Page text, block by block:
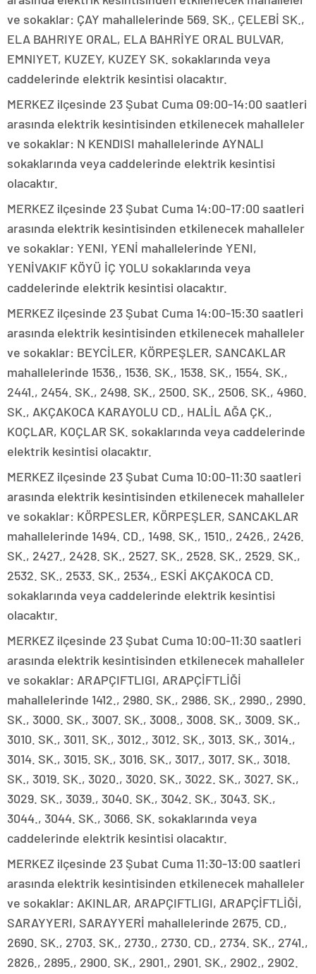
ve sokaklar: ÇAY mahallelerinde 569. SK., ÇELEBİ SK.,
ELA BAHRIYE ORAL, ELA BAHRİYE ORAL BULVAR,
EMNIYET, KUZEY, KUZEY SK. sokaklarında veya
caddelerinde elektrik kesintisi olacaktır.
MERKEZ ilçesinde 23 Şubat Cuma 09:00-14:00 saatleri
arasında elektrik kesintisinden etkilenecek mahalleler
ve sokaklar: N KENDISI mahallelerinde AYNALI
sokaklarında veya caddelerinde elektrik kesintisi
olacaktır.
MERKEZ ilçesinde 23 Şubat Cuma 14:00-17:00 saatleri
arasında elektrik kesintisinden etkilenecek mahalleler
ve sokaklar: YENI, YENİ mahallelerinde YENI,
YENİVAKIF KÖYÜ İÇ YOLU sokaklarında veya
caddelerinde elektrik kesintisi olacaktır.
MERKEZ ilçesinde 23 Şubat Cuma 14:00-15:30 saatleri
arasında elektrik kesintisinden etkilenecek mahalleler
ve sokaklar: BEYCİLER, KÖRPEŞLER, SANCAKLAR
mahallelerinde 1536., 1536. SK., 1538. SK., 1554. SK.,
2441., 2454. SK., 2498. SK., 2500. SK., 2506. SK., 4960.
SK., AKÇAKOCA KARAYOLU CD., HALİL AĞA ÇK.,
KOÇLAR, KOÇLAR SK. sokaklarında veya caddelerinde
elektrik kesintisi olacaktır.
MERKEZ ilçesinde 23 Şubat Cuma 10:00-11:30 saatleri
arasında elektrik kesintisinden etkilenecek mahalleler
ve sokaklar: KÖRPESLER, KÖRPEŞLER, SANCAKLAR
mahallelerinde 1494. CD., 1498. SK., 1510., 2426., 2426.
SK., 2427., 2428. SK., 2527. SK., 2528. SK., 2529. SK.,
2532. SK., 2533. SK., 2534., ESKİ AKÇAKOCA CD.
sokaklarında veya caddelerinde elektrik kesintisi
olacaktır.
MERKEZ ilçesinde 23 Şubat Cuma 10:00-11:30 saatleri
arasında elektrik kesintisinden etkilenecek mahalleler
ve sokaklar: ARAPÇIFTLIGI, ARAPÇİFTLİĞİ
mahallelerinde 1412., 2980. SK., 2986. SK., 2990., 2990.
SK., 3000. SK., 3007. SK., 3008., 3008. SK., 3009. SK.,
3010. SK., 3011. SK., 3012., 3012. SK., 3013. SK., 3014.,
3014. SK., 3015. SK., 3016. SK., 3017., 3017. SK., 3018.
SK., 3019. SK., 3020., 3020. SK., 3022. SK., 3027. SK.,
3029. SK., 3039., 3040. SK., 3042. SK., 3043. SK.,
3044., 3044. SK., 3066. SK. sokaklarında veya
caddelerinde elektrik kesintisi olacaktır.
MERKEZ ilçesinde 23 Şubat Cuma 11:30-13:00 saatleri
arasında elektrik kesintisinden etkilenecek mahalleler
ve sokaklar: AKINLAR, ARAPÇIFTLIGI, ARAPÇİFTLİĞİ,
SARAYYERI, SARAYYERİ mahallelerinde 2675. CD.,
2690. SK., 2703. SK., 2730., 2730. CD., 2734. SK., 2741.,
2826., 2895., 2900. SK., 2901., 2901. SK., 2902., 2902.